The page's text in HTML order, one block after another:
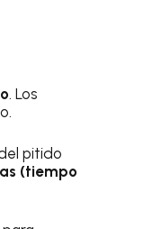
. Los
pitido
(tiempo